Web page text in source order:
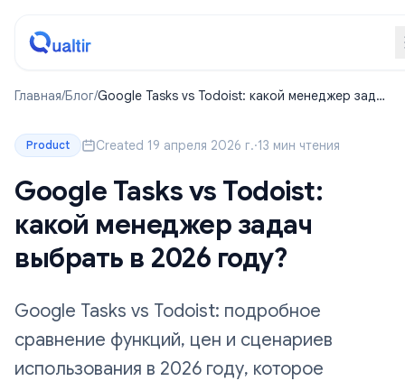
Главная/Блог/Google Tasks vs Todoist: какой менеджер задач
Product Created 19 апреля 2026 г.·13 мин чтения
Google Tasks vs Todoist:
какой менеджер задач
выбрать в 2026 году?
Google Tasks vs Todoist: подробное
сравнение функций, цен и сценариев
использования в 2026 году, которое